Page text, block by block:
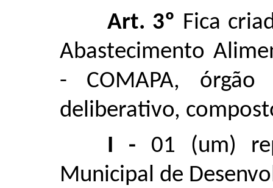
Art. 3º Fica
Abastecimento
- COMAPA,
deliberativo,
I - 01 (um)
Municipal de